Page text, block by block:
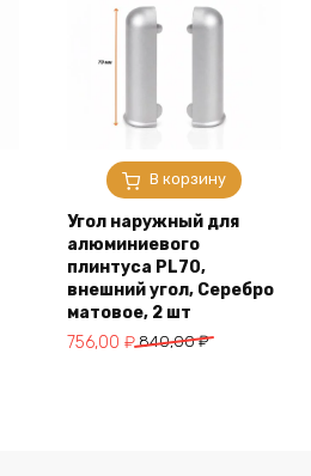
В корзину
Угол наружный для
алюминиевого
плинтуса PL70,
внешний угол, Серебро
матовое, 2 шт
840,00₽
Первоначальная
756,00 ₽
Текущая